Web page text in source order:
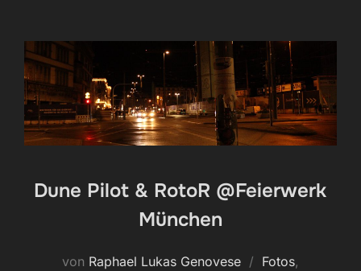
Dune Pilot & RotoR @Feierwerk
München
von Raphael Lukas Genovese Fotos,